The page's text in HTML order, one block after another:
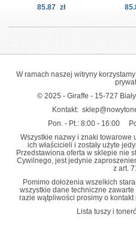
85.87 zł
W ramach naszej witryny
© 2025 - Giraffe - 15-727
Kontakt:
Pon. - Pt.: 8:00 - 16:00
Wszystkie nazwy i znaki towarowe
ich właścicieli i zostały użyte
Przedstawiona oferta w sklepie nie
Cywilnego, jest jedynie
z art.
Pomimo dołożenia wszelkich
wszystkie dane techniczne
razie wątpliwości prosimy o
Lista tuszy i